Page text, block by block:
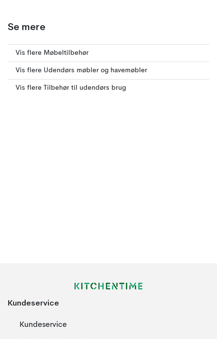
Se mere
Vis flere Møbeltilbehør
Vis flere Udendørs møbler og havemøbler
Vis flere Tilbehør til udendørs brug
Kundeservice
Kundeservice